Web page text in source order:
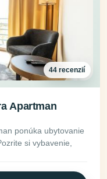
44 recenzií
Apartman
ponúka ubytovanie
si vybavenie,